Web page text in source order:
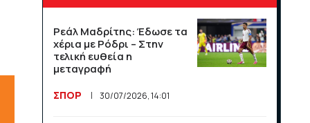
Ρεάλ Μαδρίτης: Έδωσε τα
χέρια με Ρόδρι – Στην
τελική ευθεία η
μεταγραφή
ΣΠΟΡ 30/07/2026, 14:01